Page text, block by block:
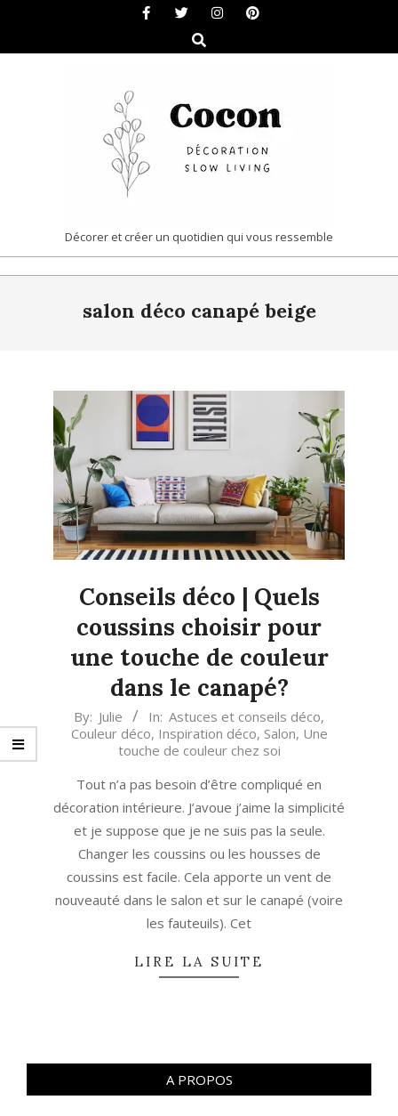
content
Search
COCON
|
DÉCORATION
LIVING
Décorer et créer un quotidien qui vous ressemble
salon déco canapé beige
Conseils déco | Quels
coussins choisir pour
une touche de couleur
dans le canapé?
2023-
03-
By: Julie In: Astuces et conseils déco,
Couleur déco, Inspiration déco, Salon, Une
touche de couleur chez soi
Tout n’a pas besoin d’être compliqué en
décoration intérieure. J’avoue j’aime la simplicité
et je suppose que je ne suis pas la seule.
Changer les coussins ou les housses de
coussins est facile. Cela apporte un vent de
nouveauté dans le salon et sur le canapé (voire
les fauteuils). Cet
LIRE LA SUITE
A PROPOS